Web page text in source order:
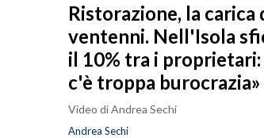
Ristorazione, la carica
ventenni. Nell'Isola
il 10% tra i proprietari:
c'è troppa burocrazia»
Video di Andrea Sechi
Andrea Sechi